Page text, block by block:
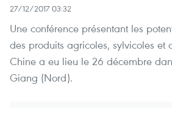
27/12/2017 03:32
Une conférence présentant les
des produits agricoles, sylvicoles et
Chine a eu lieu le 26 décembre
Giang (Nord).